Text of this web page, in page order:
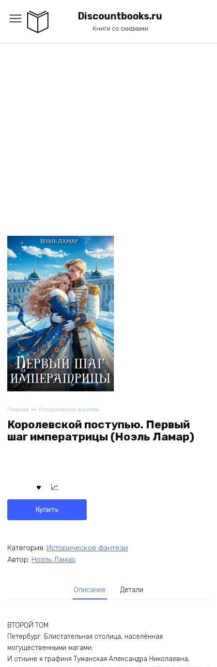
содержанию
Discountbooks.ru
Книги со скидками
Главная Историческое фэнтези
Королевской поступью. Первый
шаг императрицы (Ноэль Ламар)
Купить
Категория: Историческое фэнтези
Автор: Ноэль Ламар
Описание Детали
ВТОРОЙ ТОМ
Петербург. Блистательная столица, населённая
могущественными магами.
И отныне я графиня Туманская Александра Николаевна,